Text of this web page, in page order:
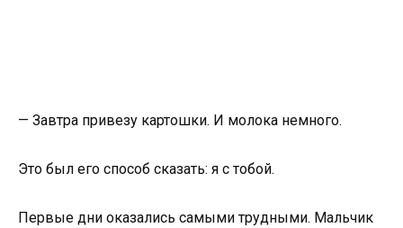
— Завтра привезу картошки. И молока немного.
Это был его способ сказать: я с тобой.
Первые дни оказались самыми трудными. Мальчик